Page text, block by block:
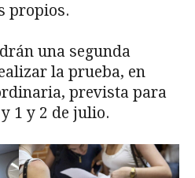
propios.
una segunda
la prueba, en
prevista para
1 y 2 de julio.